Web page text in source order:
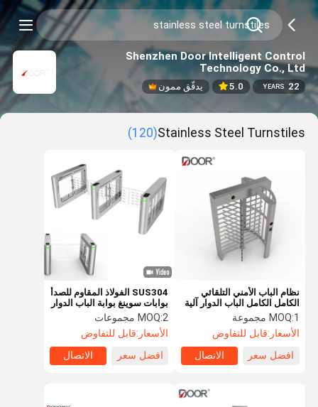
Shenzhen Door Intelligent Control
Technology Co., Ltd
22
YEARS
5.0 يدقّق ممون
Stainless Steel Turnstiles
(120)
SUS304 الفولاذ المقاوم للصدأ
بوابات سوينغ بوابة الباب الدوار
عرض 900 مم للكرسي
المتحرك
MOQ:2 مجموعات
الأسعار:قابل للتفاوض
افضل سعر
الاتصال
نظام الباب الأمني ​​التلقائي
الكامل الكامل الباب الدوار آلية
ذكية الباب الدوار بوابة الفولاذ
المقاوم للصدأ الباب الدوار
MOQ:1 مجموعة
الأسعار:قابل للتفاوض
افضل سعر
الاتصال